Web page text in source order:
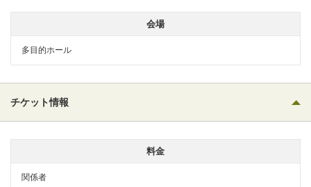
会場
多目的ホール
チケット情報
料金
関係者